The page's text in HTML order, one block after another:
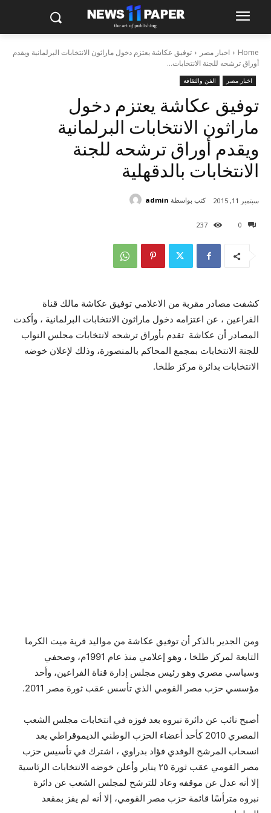
Home اخبار مصر
توفيق عكاشة يعتزم دخول ماراثون الانتخابات البرلمانية ويقدم
أوراق ترشحه للجنة الانتخابات...
اخبار مصر الفن والثقافة
توفيق عكاشة يعتزم دخول
ماراثون الانتخابات البرلمانية
ويقدم أوراق ترشحه للجنة
الانتخابات بالدقهلية
0
237
سبتمبر 11, 2015 كتب بواسطة admin
كشفت مصادر مقربة من الاعلامي توفيق عكاشة مالك قناة
الفراعين ، عن اعتزامه دخول ماراثون الانتخابات البرلمانية ، وأكدت
المصادر أن عكاشة تقدم بأوراق ترشحه لانتخابات مجلس النواب
للجنة الانتخابات بمجمع المحاكم بالمنصورة، وذلك لإعلان خوضه
الانتخابات بدائرة مركز طلخا.
ومن الجدير بالذكر أن توفيق عكاشة من مواليد قرية ميت الكرما
التابعة لمركز طلخا ، وهو إعلامي منذ عام 1991م، وصحفي
وسياسي مصري وهو رئيس مجلس إدارة قناة الفراعين، وأحد
مؤسسي حزب مصر القومي الذي تأسس عقب ثورة مصر 2011.
أصبح نائب عن دائرة نبروه بعد فوزه في انتخابات مجلس الشعب
المصري 2010 كأحد أعضاء الحزب الوطني الديموقراطي بعد
انسحاب المرشح الوفدي فؤاد بدراوي ، اشترك في تأسيس حزب
مصر القومي عقب ثورة ٢٥ يناير وأعلن خوضه الانتخابات الرئاسية
إلا أنه عدل عن موقفه وعاد للترشح لمجلس الشعب عن دائرة
نبروه مترأسًا قائمة حزب مصر القومي، إلا أنه لم يفز بمقعد